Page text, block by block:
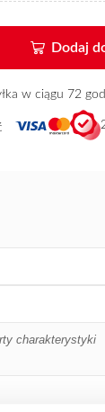
Dodaj
w ciągu 72
charakterystyki